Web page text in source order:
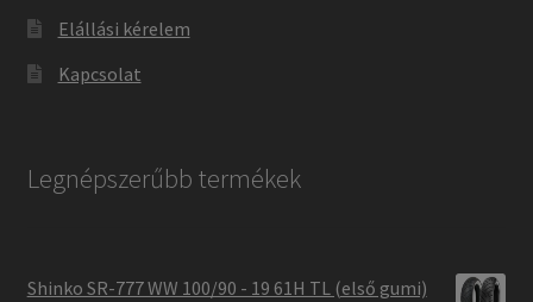
Elállási kérelem
Kapcsolat
Legnépszerűbb termékek
Shinko SR-777 WW 100/90 - 19 61H TL (első gumi)